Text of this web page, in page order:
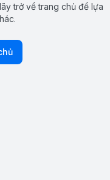
trở về trang chủ để lựa